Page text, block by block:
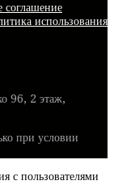
соглашение
использования
96, 2 этаж,
при условии
с пользователями